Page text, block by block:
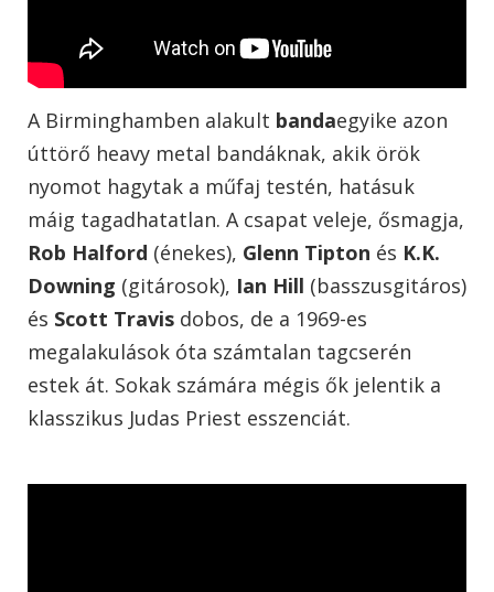
A Birminghamben alakult bandaegyike azon
úttörő heavy metal bandáknak, akik örök
nyomot hagytak a műfaj testén, hatásuk
máig tagadhatatlan. A csapat veleje, ősmagja,
Rob Halford (énekes), Glenn Tipton és K.K.
Downing (gitárosok), Ian Hill (basszusgitáros)
és Scott Travis dobos, de a 1969-es
megalakulások óta számtalan tagcserén
estek át. Sokak számára mégis ők jelentik a
klasszikus Judas Priest esszenciát.